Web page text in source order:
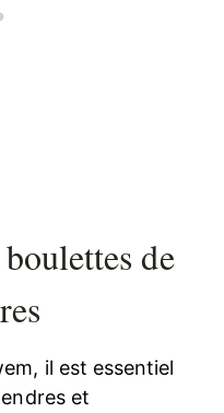
de
il est essentiel
et